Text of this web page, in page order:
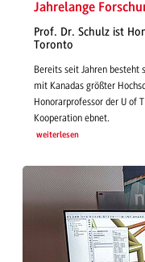
Jahrelange
Prof. Dr. Schulz ist
Toronto
Bereits seit Jahren besteht
mit Kanadas größter
Honorarprofessor der U of
Kooperation ebnet.
weiterlesen